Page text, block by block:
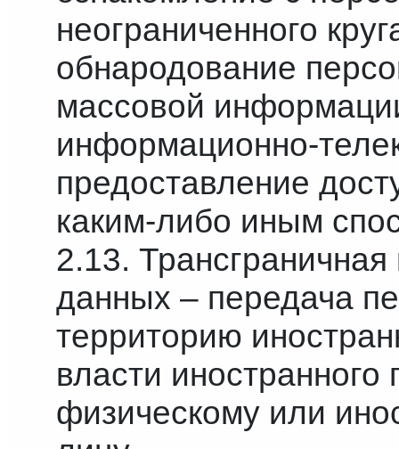
неограниченного
обнародование
массовой
информационно-
предоставление
каким-либо иным
2.13.
данных – передача
территорию
власти иностранного
физическому или